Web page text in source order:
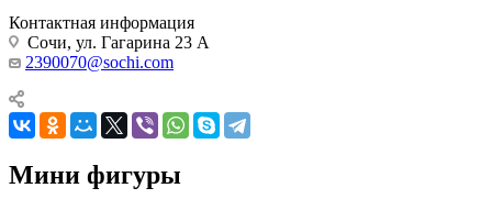
Контактная информация
Сочи, ул. Гагарина 23 А
2390070@sochi.com
Мини фигуры